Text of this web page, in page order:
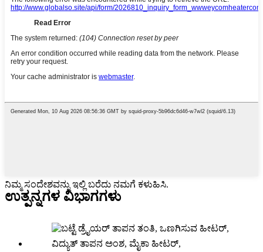
ನಿಮ್ಮ ಸಂದೇಶವನ್ನು ಇಲ್ಲಿ ಬರೆದು ನಮಗೆ ಕಳುಹಿಸಿ.
ಉತ್ಪನ್ನಗಳ ವಿಭಾಗಗಳು